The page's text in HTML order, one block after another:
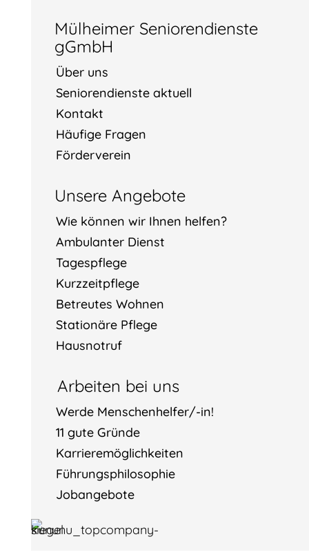
Mülheimer Seniorendienste
gGmbH
Über uns
Seniorendienste aktuell
Kontakt
Häufige Fragen
Förderverein
Unsere Angebote
Wie können wir Ihnen helfen?
Ambulanter Dienst
Tagespflege
Kurzzeitpflege
Betreutes Wohnen
Stationäre Pflege
Hausnotruf
Arbeiten bei uns
Werde Menschenhelfer/-in!
11 gute Gründe
Karrieremöglichkeiten
Führungsphilosophie
Jobangebote